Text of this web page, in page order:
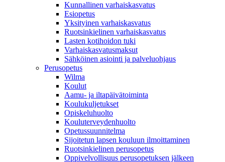
Kunnallinen varhaiskasvatus
Esiopetus
Yksityinen varhaiskasvatus
Ruotsinkielinen varhaiskasvatus
Lasten kotihoidon tuki
Varhaiskasvatusmaksut
Sähköinen asiointi ja palveluohjaus
Perusopetus
Wilma
Koulut
Aamu- ja iltapäivätoiminta
Koulukuljetukset
Opiskeluhuolto
Kouluterveydenhuolto
Opetussuunnitelma
Sijoitetun lapsen kouluun ilmoittaminen
Ruotsinkielinen perusopetus
Oppivelvollisuus perusopetuksen jälkeen